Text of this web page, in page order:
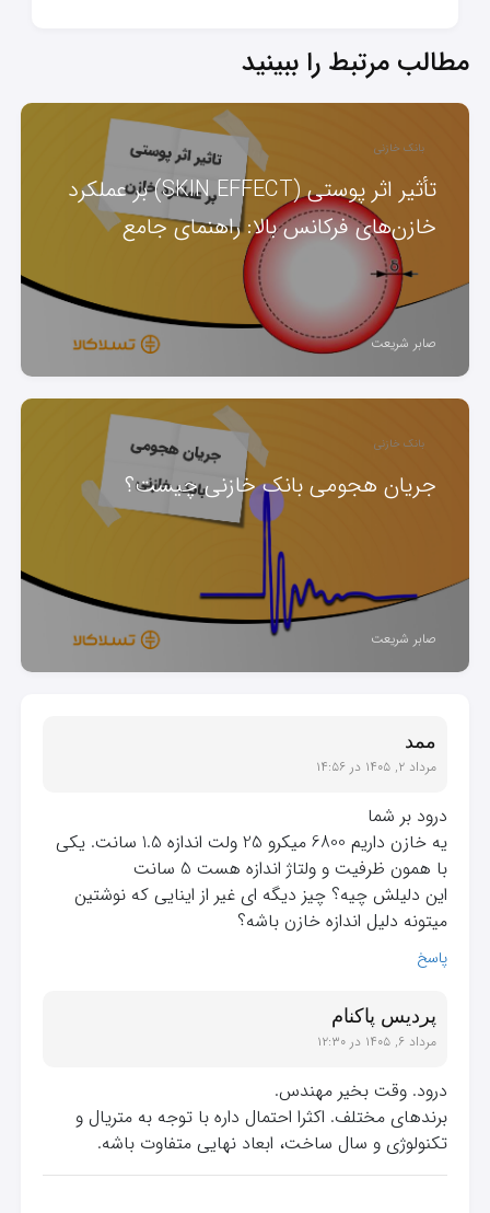
مطالب مرتبط را ببینید
بانک خازنی
تأثیر اثر پوستی (SKIN EFFECT) بر عملکرد
خازن‌های فرکانس بالا: راهنمای جامع
صابر شریعت
بانک خازنی
جریان هجومی بانک خازنی چیست؟
صابر شریعت
ممد
مرداد ۲, ۱۴۰۵ در ۱۴:۵۶
درود بر شما
یه خازن داریم 6800 میکرو 25 ولت اندازه 1.5 سانت. یکی
با همون ظرفیت و ولتاژ اندازه هست 5 سانت
این دلیلش چیه؟ چیز دیگه ای غیر از اینایی که نوشتین
میتونه دلیل اندازه خازن باشه؟
پاسخ
پردیس پاکنام
مرداد ۶, ۱۴۰۵ در ۱۲:۳۰
درود. وقت بخیر مهندس.
برندهای مختلف. اکثرا احتمال داره با توجه به متریال و
تکنولوژی و سال ساخت، ابعاد نهایی متفاوت باشه.